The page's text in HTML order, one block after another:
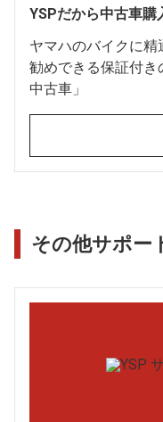
YSPだから中古車購
ヤマハのバイクに精
勧めできる保証付き
中古車」
その他サポー